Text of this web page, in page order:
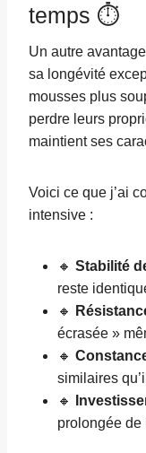
temps ⏱️
Un autre
sa longévité
mousses plus
perdre leurs
maintient ses
Voici ce que j’ai
intensive :
🔸 Stabilité
reste
🔸
écrasée »
🔸
similaires
🔸
prolongée de